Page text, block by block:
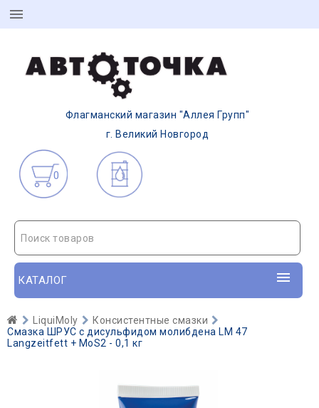
Флагманский магазин "Аллея Групп"
г. Великий Новгород
0
Поиск товаров
КАТАЛОГ
LiquiMoly
Консистентные смазки
Смазка ШРУС с дисульфидом молибдена LM 47
Langzeitfett + MoS2 - 0,1 кг